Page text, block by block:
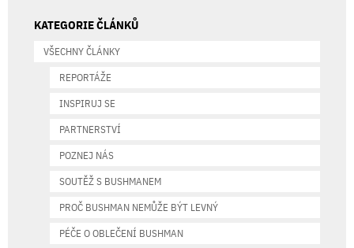
KATEGORIE ČLÁNKŮ
VŠECHNY ČLÁNKY
REPORTÁŽE
INSPIRUJ SE
PARTNERSTVÍ
POZNEJ NÁS
SOUTĚŽ S BUSHMANEM
PROČ BUSHMAN NEMŮŽE BÝT LEVNÝ
PÉČE O OBLEČENÍ BUSHMAN